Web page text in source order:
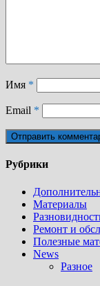
Имя *
Email *
Рубрики
Материалы
Ремонт и
Полезные
News
Разное